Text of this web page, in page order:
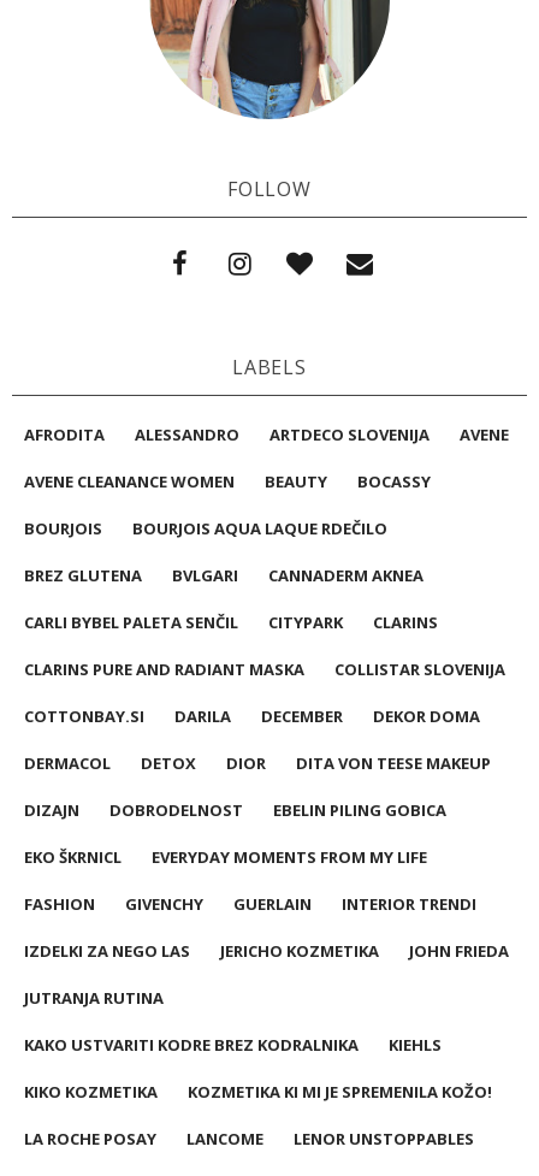
FOLLOW
LABELS
AFRODITA ALESSANDRO ARTDECO SLOVENIJA AVENE
AVENE CLEANANCE WOMEN BEAUTY BOCASSY
BOURJOIS BOURJOIS AQUA LAQUE RDEČILO
BREZ GLUTENA BVLGARI CANNADERM AKNEA
CARLI BYBEL PALETA SENČIL CITYPARK CLARINS
CLARINS PURE AND RADIANT MASKA COLLISTAR SLOVENIJA
COTTONBAY.SI DARILA DECEMBER DEKOR DOMA
DERMACOL DETOX DIOR DITA VON TEESE MAKEUP
DIZAJN DOBRODELNOST EBELIN PILING GOBICA
EKO ŠKRNICL EVERYDAY MOMENTS FROM MY LIFE
FASHION GIVENCHY GUERLAIN INTERIOR TRENDI
IZDELKI ZA NEGO LAS JERICHO KOZMETIKA JOHN FRIEDA
JUTRANJA RUTINA
KAKO USTVARITI KODRE BREZ KODRALNIKA KIEHLS
KIKO KOZMETIKA KOZMETIKA KI MI JE SPREMENILA KOŽO!
LA ROCHE POSAY LANCOME LENOR UNSTOPPABLES